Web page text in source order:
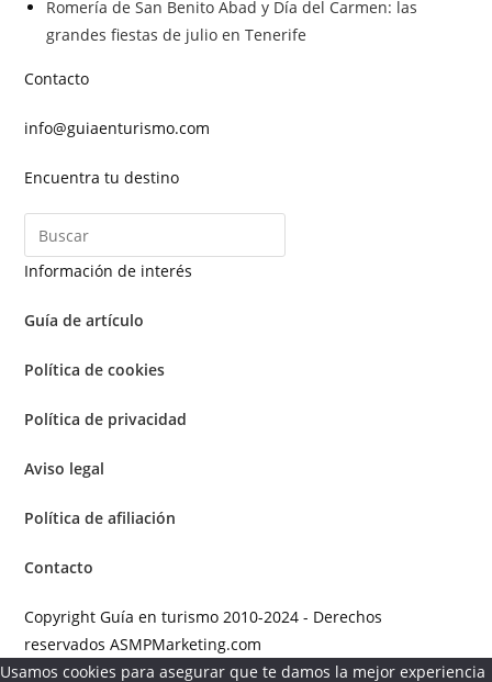
Romería de San Benito Abad y Día del Carmen: las
grandes fiestas de julio en Tenerife
Contacto
info@guiaenturismo.com
Encuentra tu destino
Información de interés
Guía de artículo
Política de cookies
Política de privacidad
Aviso legal
Política de afiliación
Contacto
Copyright Guía en turismo 2010-2024 - Derechos
reservados ASMPMarketing.com
Usamos cookies para asegurar que te damos la mejor experiencia